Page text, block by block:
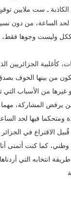
ـ ست ملايين
لحد الساعة، من دون
وليست وجوها فقط،
كأغلبية الجزائريين
من بينها الخوف بصدق
غيرها من الأسباب
المشاركة،
الاقتراع في
كما كنت أتمنى أنا
انتخابه التي